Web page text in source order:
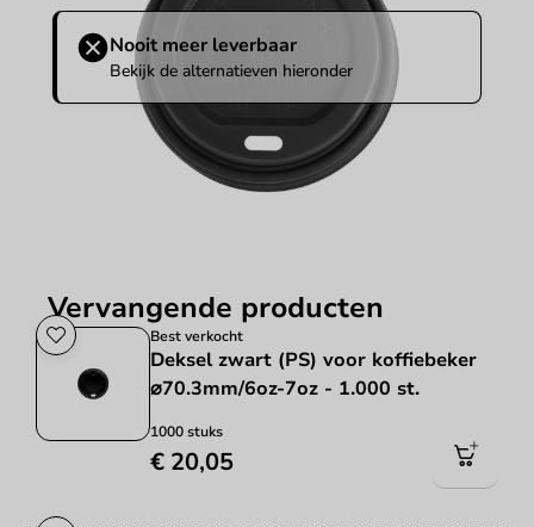
Nooit meer leverbaar
Bekijk de alternatieven hieronder
Vervangende producten
Best verkocht
Deksel zwart (PS) voor koffiebeker
⌀70.3mm/6oz-7oz - 1.000 st.
1000 stuks
€ 20,05